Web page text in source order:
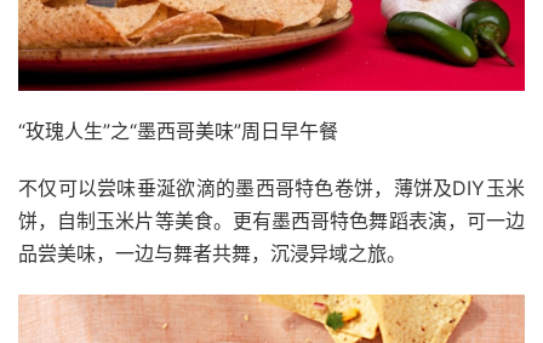
“玫瑰人生”之“墨西哥美味”周日早午餐
不仅可以尝味垂涎欲滴的墨西哥特色卷饼，薄饼及DIY玉米
饼，自制玉米片等美食。更有墨西哥特色舞蹈表演，可一边
品尝美味，一边与舞者共舞，沉浸异域之旅。